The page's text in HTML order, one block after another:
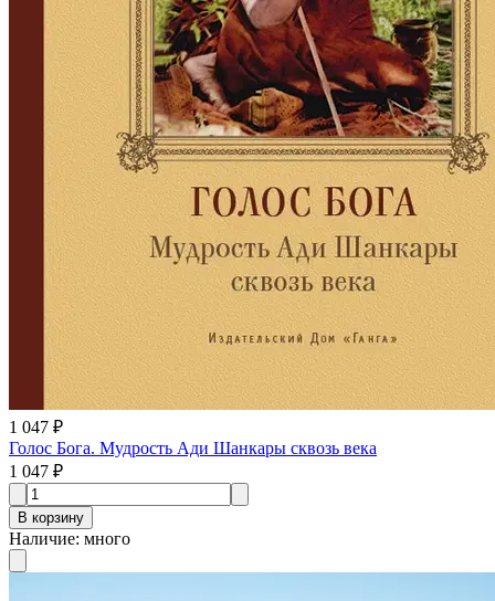
1 047 ₽
Голос Бога. Мудрость Ади Шанкары сквозь века
1 047 ₽
В корзину
Наличие: много